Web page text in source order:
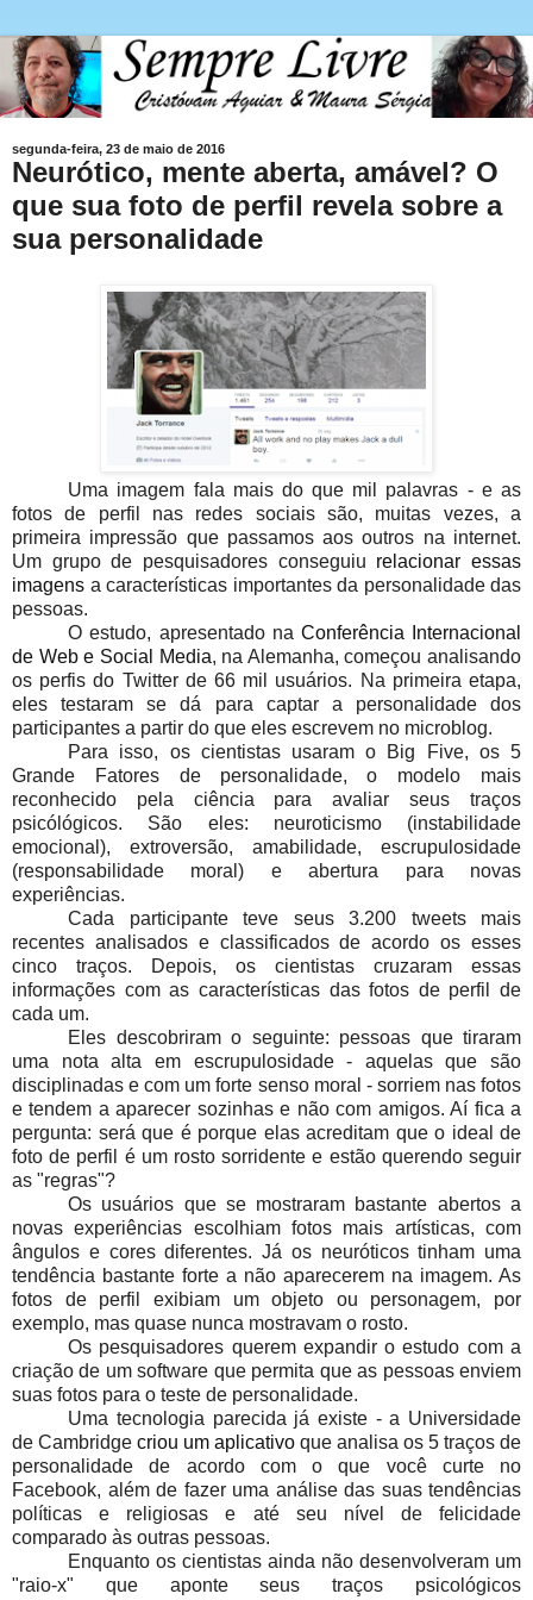
segunda-feira, 23 de maio de 2016
Neurótico, mente aberta, amável? O
que sua foto de perfil revela sobre a
sua personalidade
Uma imagem fala mais do que mil palavras - e as
fotos de perfil nas redes sociais são, muitas vezes, a
primeira impressão que passamos aos outros na internet.
Um grupo de pesquisadores conseguiu relacionar essas
imagens a características importantes da personalidade das
pessoas.
O estudo, apresentado na Conferência Internacional
de Web e Social Media, na Alemanha, começou analisando
os perfis do Twitter de 66 mil usuários. Na primeira etapa,
eles testaram se dá para captar a personalidade dos
participantes a partir do que eles escrevem no microblog.
Para isso, os cientistas usaram o Big Five, os 5
Grande Fatores de personalidade, o modelo mais
reconhecido pela ciência para avaliar seus traços
psicólógicos. São eles: neuroticismo (instabilidade
emocional), extroversão, amabilidade, escrupulosidade
(responsabilidade moral) e abertura para novas
experiências.
Cada participante teve seus 3.200 tweets mais
recentes analisados e classificados de acordo os esses
cinco traços. Depois, os cientistas cruzaram essas
informações com as características das fotos de perfil de
cada um.
Eles descobriram o seguinte: pessoas que tiraram
uma nota alta em escrupulosidade - aquelas que são
disciplinadas e com um forte senso moral - sorriem nas fotos
e tendem a aparecer sozinhas e não com amigos. Aí fica a
pergunta: será que é porque elas acreditam que o ideal de
foto de perfil é um rosto sorridente e estão querendo seguir
as "regras"?
Os usuários que se mostraram bastante abertos a
novas experiências escolhiam fotos mais artísticas, com
ângulos e cores diferentes. Já os neuróticos tinham uma
tendência bastante forte a não aparecerem na imagem. As
fotos de perfil exibiam um objeto ou personagem, por
exemplo, mas quase nunca mostravam o rosto.
Os pesquisadores querem expandir o estudo com a
criação de um software que permita que as pessoas enviem
suas fotos para o teste de personalidade.
Uma tecnologia parecida já existe - a Universidade
de Cambridge criou um aplicativo que analisa os 5 traços de
personalidade de acordo com o que você curte no
Facebook, além de fazer uma análise das suas tendências
políticas e religiosas e até seu nível de felicidade
comparado às outras pessoas.
Enquanto os cientistas ainda não desenvolveram um
"raio-x" que aponte seus traços psicológicos